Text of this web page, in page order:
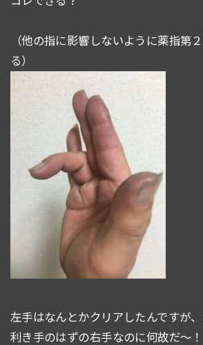
（他の指に影響しないように薬指第
る）
左手はなんとかクリアしたんですが
利き手のはずの右手なのに何故だ〜！